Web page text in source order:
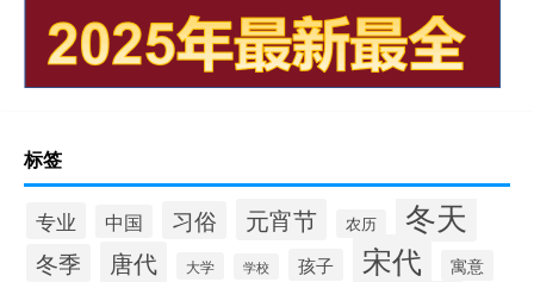
标签
专业 中国 习俗 元宵节 农历 冬天
冬季 唐代 大学 学校 孩子 宋代 寓意